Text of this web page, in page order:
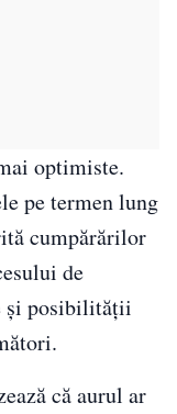
optimiste.
pe termen lung
cumpărărilor
de
și posibilității
că aurul ar